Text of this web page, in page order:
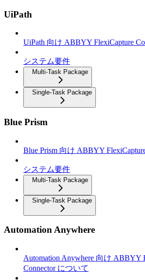
UiPath
UiPath 向け ABBYY FlexiCapture
システム要件
Multi-Task Package
Single-Task Package
Blue Prism
Blue Prism 向け ABBYY
システム要件
Multi-Task Package
Single-Task Package
Automation Anywhere
Automation Anywhere 向け ABBYY
Connector について